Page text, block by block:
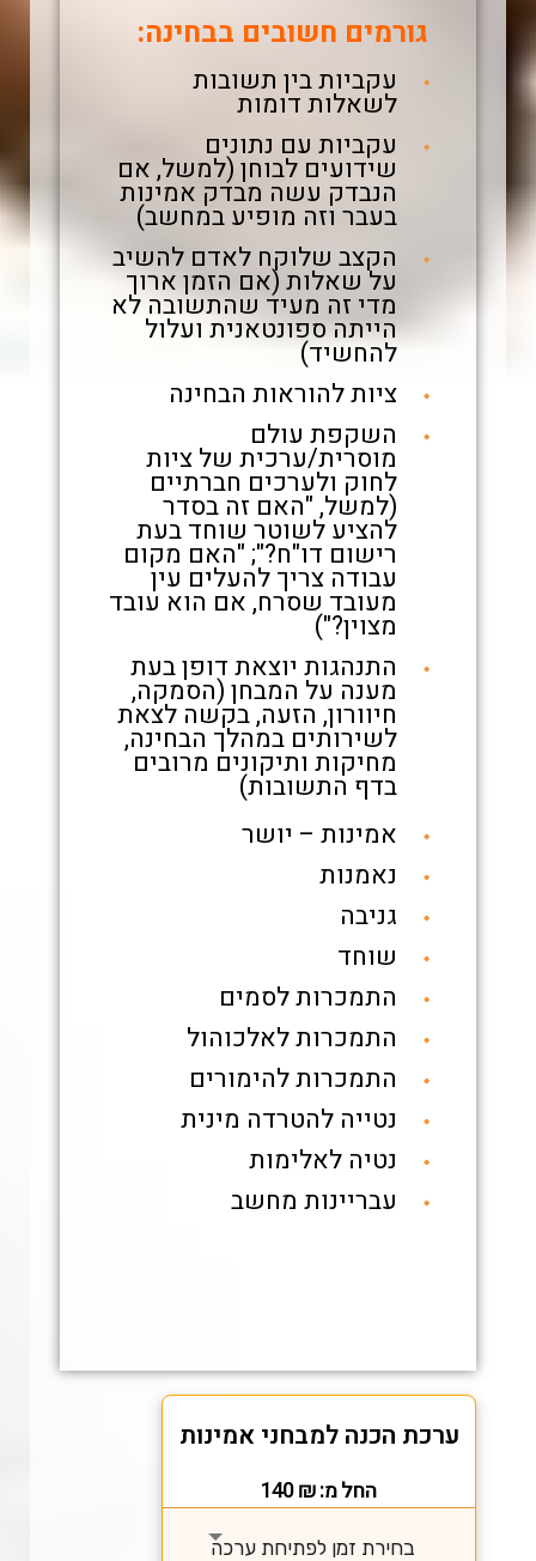
גורמים חשובים בבחינה:
עקביות בין תשובות
לשאלות דומות
עקביות עם נתונים
שידועים לבוחן (למשל, אם
הנבדק עשה מבדק אמינות
בעבר וזה מופיע במחשב)
הקצב שלוקח לאדם להשיב
על שאלות (אם הזמן ארוך
מדי זה מעיד שהתשובה לא
הייתה ספונטאנית ועלול
להחשיד)
ציות להוראות הבחינה
השקפת עולם
מוסרית/ערכית של ציות
לחוק ולערכים חברתיים
(למשל, "האם זה בסדר
להציע לשוטר שוחד בעת
רישום דו"ח?"; "האם מקום
עבודה צריך להעלים עין
מעובד שסרח, אם הוא עובד
מצוין?")
התנהגות יוצאת דופן בעת
מענה על המבחן (הסמקה,
חיוורון, הזעה, בקשה לצאת
לשירותים במהלך הבחינה,
מחיקות ותיקונים מרובים
בדף התשובות)
אמינות – יושר
נאמנות
גניבה
שוחד
התמכרות לסמים
התמכרות לאלכוהול
התמכרות להימורים
נטייה להטרדה מינית
נטיה לאלימות
עבריינות מחשב
ערכת הכנה למבחני אמינות
החל מ: 140₪
בחירת זמן לפתיחת ערכה